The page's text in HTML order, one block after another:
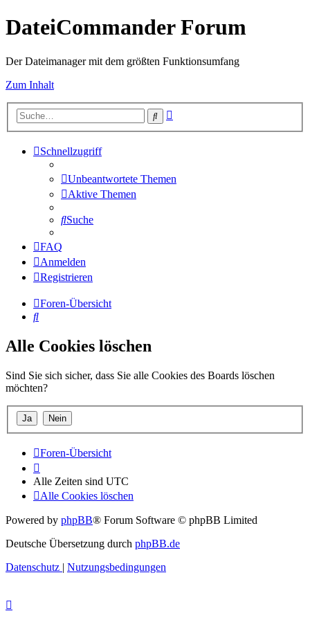
DateiCommander Forum
Der Dateimanager mit dem größten Funktionsumfang
Zum Inhalt
Suche
Schnellzugriff
Unbeantwortete Themen
Aktive Themen
Suche
FAQ
Anmelden
Registrieren
Foren-Übersicht
Suche
Alle Cookies löschen
Sind Sie sich sicher, dass Sie alle Cookies des Boards löschen
möchten?
Foren-Übersicht
Alle Zeiten sind UTC
Alle Cookies löschen
Powered by phpBB® Forum Software © phpBB Limited
Deutsche Übersetzung durch phpBB.de
Datenschutz | Nutzungsbedingungen